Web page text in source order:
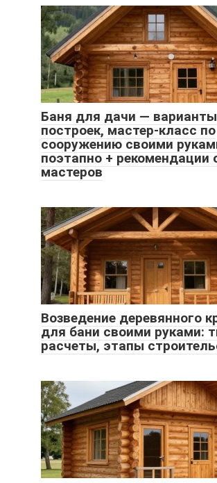
Баня для дачи — варианты
построек, мастер-класс по
сооружению своими
поэтапно + рекомендации
мастеров
Возведение деревянного
для бани своими руками:
расчеты, этапы